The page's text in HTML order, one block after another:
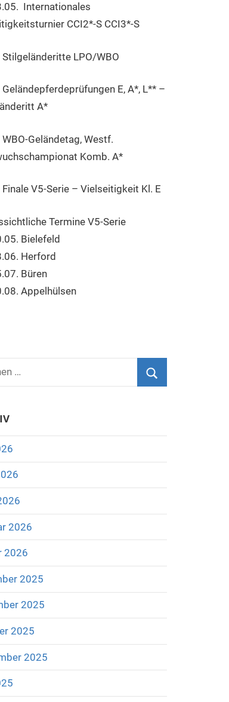
Internationales
CCI2*-S CCI3*-S
Stilgeländeritte LPO/WBO
E, A*, L** –
A*
Geländetag, Westf.
Komb. A*
V5-Serie – Vielseitigkeit Kl. E
Termine V5-Serie
Bielefeld
Herford
Büren
Appelhülsen
2026
2026
2025
2025
2025
2025